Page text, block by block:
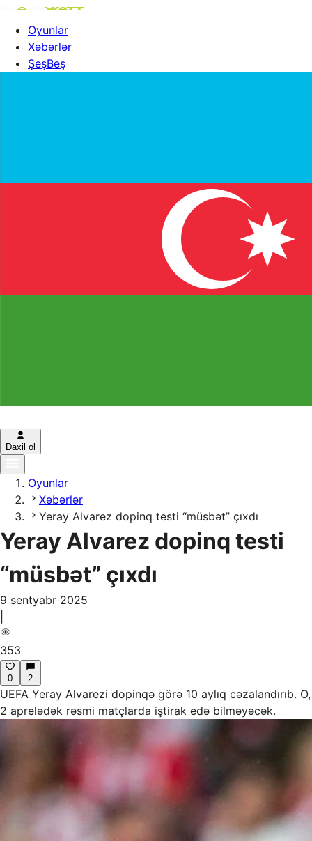
Oyunlar
Xəbərlər
ŞeşBeş
Daxil ol
Oyunlar
Xəbərlər
Yeray Alvarez dopinq testi “müsbət” çıxdı
Yeray Alvarez dopinq testi
“müsbət” çıxdı
9 sentyabr 2025
353
0 2
UEFA Yeray Alvarezi dopinqə görə 10 aylıq cəzalandırıb. O,
2 aprelədək rəsmi matçlarda iştirak edə bilməyəcək.